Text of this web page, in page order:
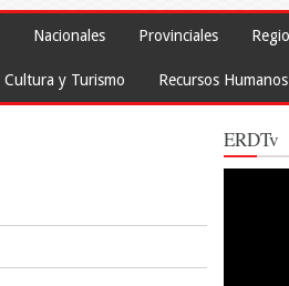
Nacionales Provinciales
Cultura y Turismo Recursos Humanos
ERDTv